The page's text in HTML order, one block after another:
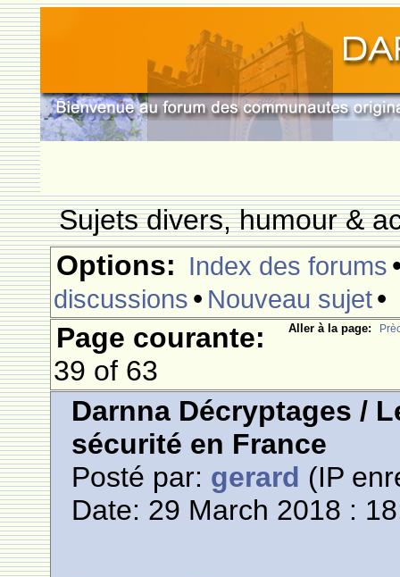
Sujets divers, humour &
Options: Index des forums
discussions • Nouveau sujet•
Aller à la page:
Page courante:
39 of 63
Darnna Décryptages /
sécurité en France
Posté par: gerard (IP
Date: 29 March 2018 :